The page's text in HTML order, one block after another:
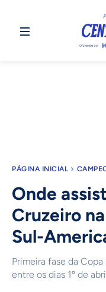
PÁGINA INICIAL
Onde
Cruzeiro
Sul-
Primeira fase da
entre os dias 1º de